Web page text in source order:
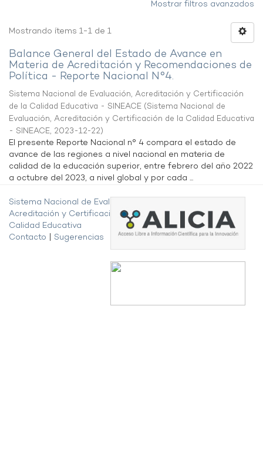
Mostrar filtros avanzados
Mostrando ítems 1-1 de 1
Balance General del Estado de Avance en
Materia de Acreditación y Recomendaciones de
Política - Reporte Nacional N°4.
Sistema Nacional de Evaluación, Acreditación y Certificación
de la Calidad Educativa - SINEACE (Sistema Nacional de
Evaluación, Acreditación y Certificación de la Calidad Educativa
- SINEACE, 2023-12-22)
El presente Reporte Nacional n° 4 compara el estado de
avance de las regiones a nivel nacional en materia de
calidad de la educación superior, entre febrero del año 2022
a octubre del 2023, a nivel global y por cada ...
Sistema Nacional de Evaluación,
Acreditación y Certificación de la
Calidad Educativa
Contacto
Sugerencias